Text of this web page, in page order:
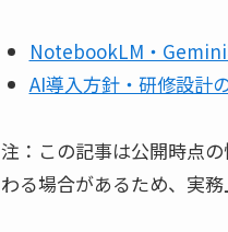
NotebookLM・
AI導入方針・研修設計
注：この記事は公開時点
わる場合があるため、実